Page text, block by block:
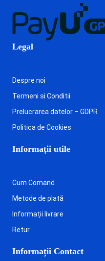
Legal
Despre noi
Termeni si Conditii
Prelucrarea datelor – GDPR
Politica de Cookies
Informații utile
Cum Comand
Metode de plată
Informații livrare
Retur
Informații Contact